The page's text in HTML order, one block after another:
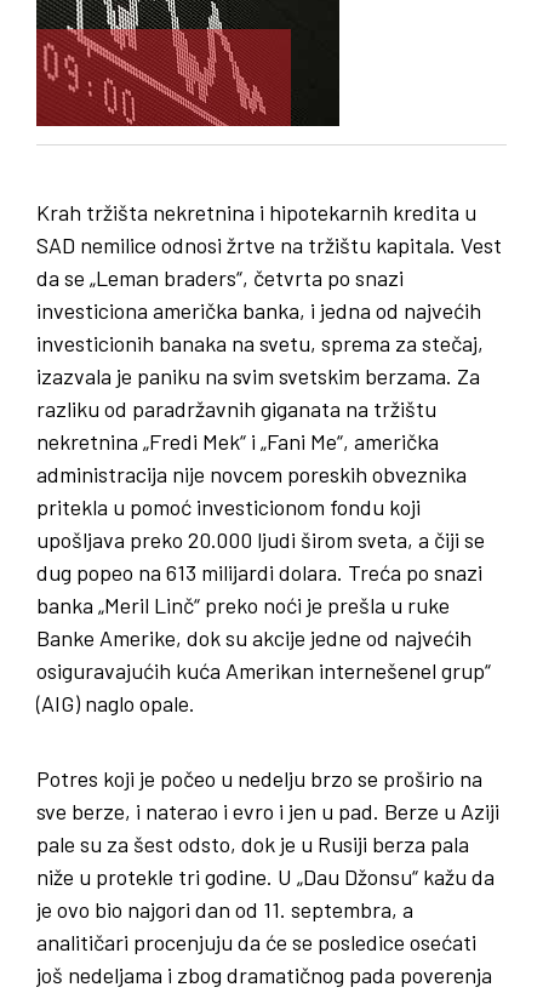
Krah tržišta nekretnina i hipotekarnih kredita u
SAD nemilice odnosi žrtve na tržištu kapitala. Vest
da se „Leman braders“, četvrta po snazi
investiciona američka banka, i jedna od najvećih
investicionih banaka na svetu, sprema za stečaj,
izazvala je paniku na svim svetskim berzama. Za
razliku od paradržavnih giganata na tržištu
nekretnina „Fredi Mek“ i „Fani Me“, američka
administracija nije novcem poreskih obveznika
pritekla u pomoć investicionom fondu koji
upošljava preko 20.000 ljudi širom sveta, a čiji se
dug popeo na 613 milijardi dolara. Treća po snazi
banka „Meril Linč“ preko noći je prešla u ruke
Banke Amerike, dok su akcije jedne od najvećih
osiguravajućih kuća Amerikan internešenel grup“
(AIG) naglo opale.
Potres koji je počeo u nedelju brzo se proširio na
sve berze, i naterao i evro i jen u pad. Berze u Aziji
pale su za šest odsto, dok je u Rusiji berza pala
niže u protekle tri godine. U „Dau Džonsu“ kažu da
je ovo bio najgori dan od 11. septembra, a
analitičari procenjuju da će se posledice osećati
još nedeljama i zbog dramatičnog pada poverenja